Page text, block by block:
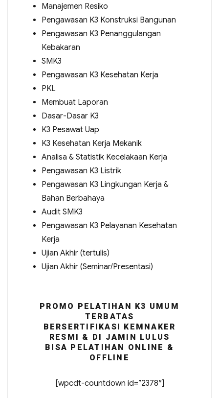
Manajemen Resiko
Pengawasan K3 Konstruksi Bangunan
Pengawasan K3 Penanggulangan
Kebakaran
SMK3
Pengawasan K3 Kesehatan Kerja
PKL
Membuat Laporan
Dasar-Dasar K3
K3 Pesawat Uap
K3 Kesehatan Kerja Mekanik
Analisa & Statistik Kecelakaan Kerja
Pengawasan K3 Listrik
Pengawasan K3 Lingkungan Kerja &
Bahan Berbahaya
Audit SMK3
Pengawasan K3 Pelayanan Kesehatan
Kerja
Ujian Akhir (tertulis)
Ujian Akhir (Seminar/Presentasi)
PROMO PELATIHAN K3 UMUM
TERBATAS
BERSERTIFIKASI KEMNAKER
RESMI & DI JAMIN LULUS
BISA PELATIHAN ONLINE &
OFFLINE
[wpcdt-countdown id=”2378″]